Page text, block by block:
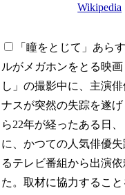
Wikipedia
「瞳をとじて」あら
ルがメガホンをとる映
し」の撮影中に、主演
ナスが突然の失踪を遂
ら22年が経ったある日
に、かつての人気俳優
るテレビ番組から出演
た。取材に協力するこ